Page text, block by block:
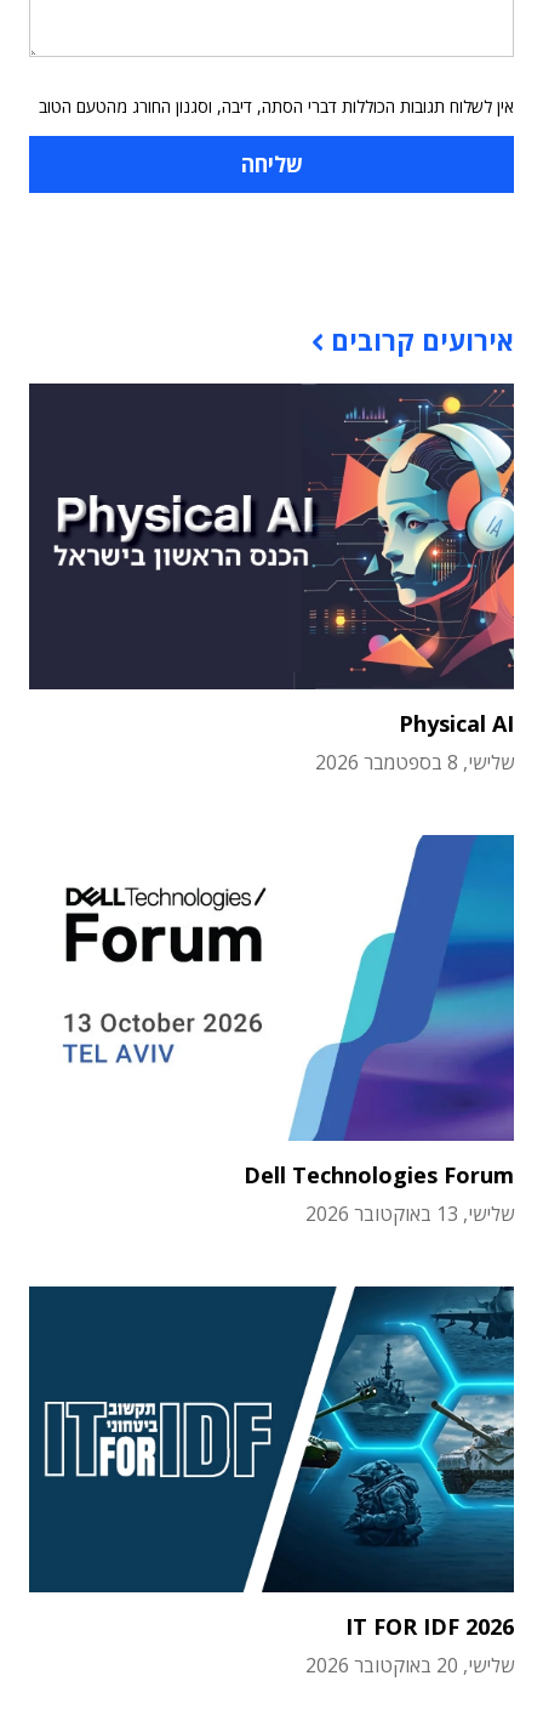
אין לשלוח תגובות הכוללות דברי הסתה, דיבה, וסגנון החורג מהטעם הטוב
אירועים קרובים
Physical AI
שלישי, 8 בספטמבר 2026
Dell Technologies Forum
שלישי, 13 באוקטובר 2026
IT FOR IDF 2026
שלישי, 20 באוקטובר 2026